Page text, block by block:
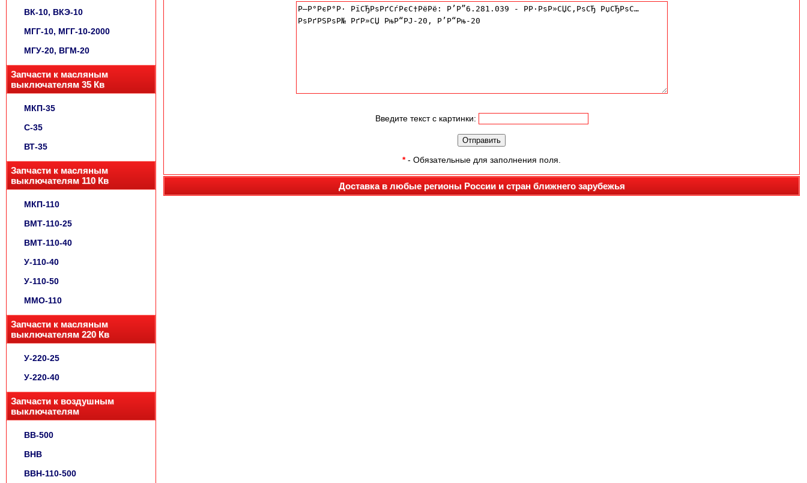
ВК-10, ВКЭ-10
МГГ-10, МГГ-10-2000
МГУ-20, ВГМ-20
Запчасти к масляным
выключателям 35 Кв
МКП-35
С-35
ВТ-35
Запчасти к масляным
выключателям 110 Кв
МКП-110
ВМТ-110-25
ВМТ-110-40
У-110-40
У-110-50
ММО-110
Запчасти к масляным
выключателям 220 Кв
У-220-25
У-220-40
Запчасти к воздушным
выключателям
ВВ-500
ВНВ
ВВН-110-500
Введите текст с картинки:
*- Обязательные для заполнения поля.
Доставка в любые регионы России и стран ближнего зарубежья